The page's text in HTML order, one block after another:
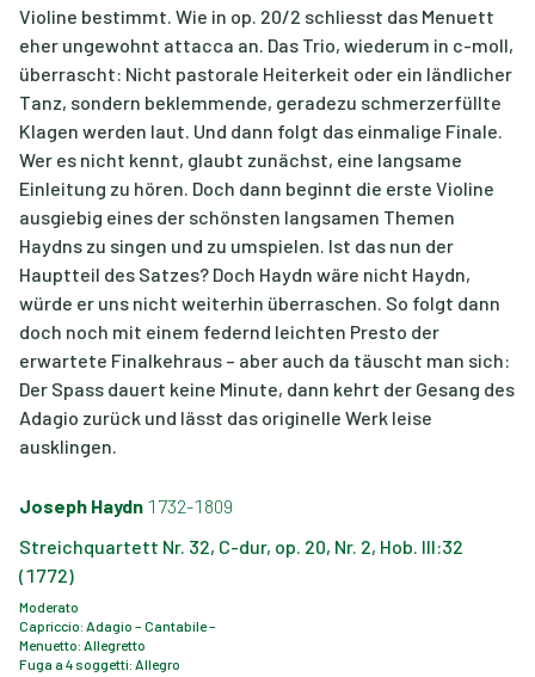
Violine bestimmt. Wie in op. 20/2 schliesst das Menuett
eher ungewohnt attacca an. Das Trio, wiederum in c-moll,
überrascht: Nicht pastorale Heiterkeit oder ein ländlicher
Tanz, sondern beklemmende, geradezu schmerzerfüllte
Klagen werden laut. Und dann folgt das einmalige Finale.
Wer es nicht kennt, glaubt zunächst, eine langsame
Einleitung zu hören. Doch dann beginnt die erste Violine
ausgiebig eines der schönsten langsamen Themen
Haydns zu singen und zu umspielen. Ist das nun der
Hauptteil des Satzes? Doch Haydn wäre nicht Haydn,
würde er uns nicht weiterhin überraschen. So folgt dann
doch noch mit einem federnd leichten Presto der
erwartete Finalkehraus – aber auch da täuscht man sich:
Der Spass dauert keine Minute, dann kehrt der Gesang des
Adagio zurück und lässt das originelle Werk leise
ausklingen.
Joseph Haydn 1732-1809
Streichquartett Nr. 32, C-dur, op. 20, Nr. 2, Hob. III:32
(1772)
Moderato
Capriccio: Adagio – Cantabile –
Menuetto: Allegretto
Fuga a 4 soggetti: Allegro